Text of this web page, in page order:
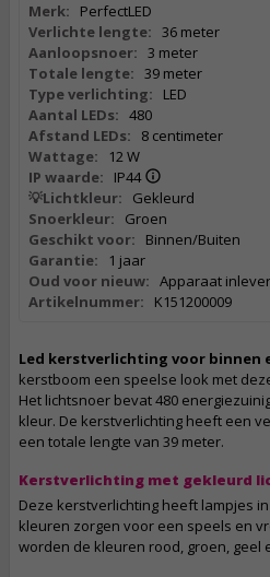
Merk:
PerfectLED
Verlichte lengte: 36 meter
Aanloopsnoer: 3 meter
Totale lengte: 39 meter
Type verlichting:
LED
Aantal LEDs: 480
Afstand LEDs:
8 centimeter
Wattage:
12 W
IP waarde:
IP44
💡Lichtkleur:
Gekleurd
Snoerkleur:
Groen
Geschikt voor:
Binnen/Buiten
Garantie:
1 jaar
Oud voor nieuw: Apparaat
Artikelnummer:
K151200009
Led kerstverlichting voor binnen
kerstboom een speelse look met
Het lichtsnoer bevat 480
kleur. De kerstverlichting heeft een
een totale lengte van 39 meter.
Kerstverlichting met gekleurd
Deze kerstverlichting heeft lampjes
kleuren zorgen voor een speels en
worden de kleuren rood, groen, geel